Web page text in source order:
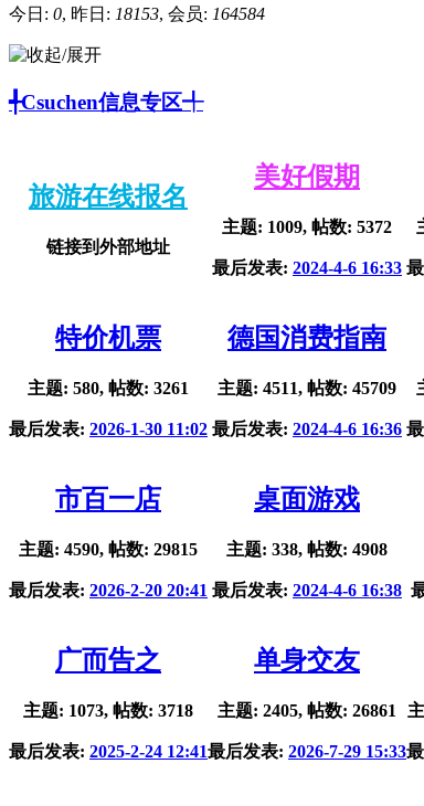
今日: 0, 昨日: 18153, 会员: 164584
╃Csuchen信息专区╃
旅游在线报名
链接到外部地址
美好假期
主题: 1009, 帖数: 5372
最后发表: 2024-4-6 16:33
特价机票
主题: 580, 帖数: 3261
最后发表: 2026-1-30 11:02
德国消费指南
主题: 4511, 帖数: 45709
最后发表: 2024-4-6 16:36
市百一店
主题: 4590, 帖数: 29815
最后发表: 2026-2-20 20:41
桌面游戏
主题: 338, 帖数: 4908
最后发表: 2024-4-6 16:38
广而告之
主题: 1073, 帖数: 3718
最后发表: 2025-2-24 12:41
单身交友
主题: 2405, 帖数: 26861
最后发表: 2026-7-29 15:33